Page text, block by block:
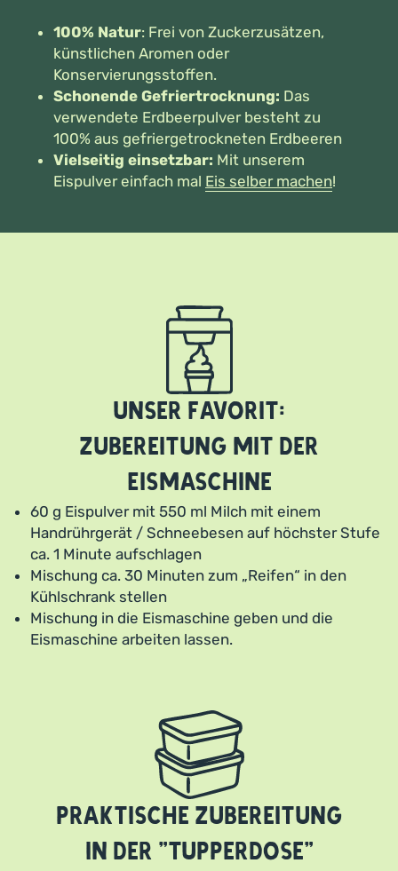
100% Natur: Frei von Zuckerzusätzen,
künstlichen Aromen oder
Konservierungsstoffen.
Schonende Gefriertrocknung: Das
verwendete Erdbeerpulver besteht zu
100% aus gefriergetrockneten Erdbeeren
Vielseitig einsetzbar: Mit unserem
Eispulver einfach mal Eis selber machen!
Unser Favorit:
Zubereitung mit der
Eismaschine
60 g Eispulver mit 550 ml Milch mit einem
Handrührgerät / Schneebesen auf höchster Stufe
ca. 1 Minute aufschlagen
Mischung ca. 30 Minuten zum „Reifen“ in den
Kühlschrank stellen
Mischung in die Eismaschine geben und die
Eismaschine arbeiten lassen.
Praktische Zubereitung
in der "Tupperdose"